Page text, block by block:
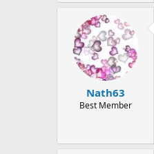
Nath63
Best Member